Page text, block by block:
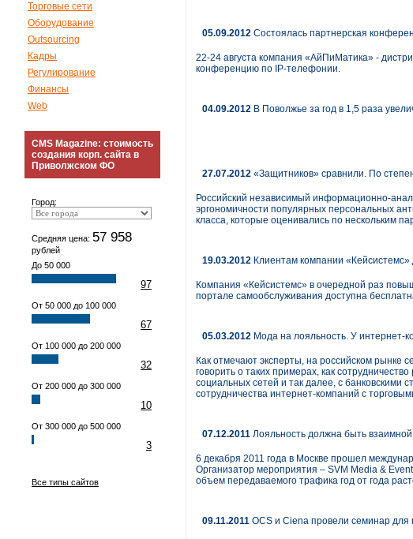
Торговые сети
Оборудование
Outsourcing
Кадры
Регулирование
Финансы
Web
CMS Magazine: стоимость
создания корп. сайта в
Приволжском ФО
Город:
Средняя цена: 57 958
рублей
До 50 000
97
От 50 000 до 100 000
67
От 100 000 до 200 000
32
От 200 000 до 300 000
10
От 300 000 до 500 000
3
Все типы сайтов
05.09.2012 Состоялась партнерская
22-24 августа компания «АйПиМатика» -
конференцию по IP-телефонии.
04.09.2012 В Поволжье за год в 1,5 раза
27.07.2012 «Защитников» сравнили. По
Российский независимый информационно-
эргономичности популярных персональных
класса, которые оценивались по нескольким
19.03.2012 Клиентам компании «Кейсистемс»
Компания «Кейсистемс» в очередной раз
портале самообслуживания доступна
05.03.2012 Мода на лояльность. У интернет-
Как отмечают эксперты, на российском рынке
говорить о таких примерах, как
социальных сетей и так далее, с банковскими
сотрудничества интернет-компаний с
07.12.2011 Лояльность должна быть взаимной
6 декабря 2011 года в Москве прошел
Организатор мероприятия – SVM Media &
объем передаваемого трафика год от года
09.11.2011 OCS и Ciena провели семинар для